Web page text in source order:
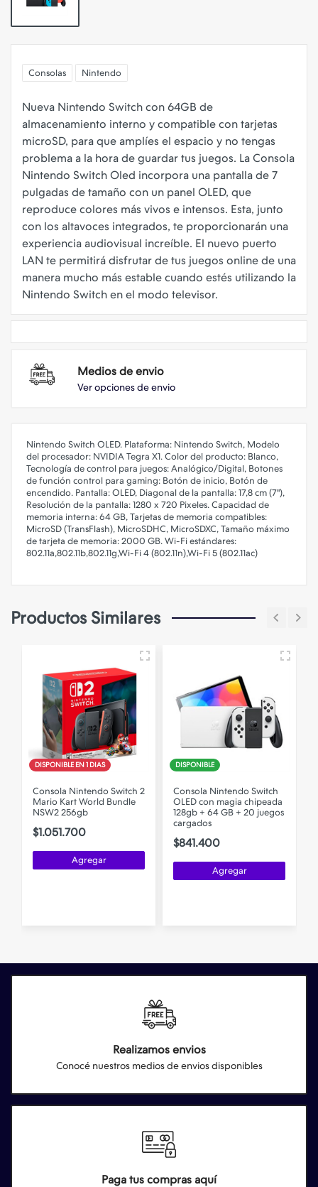
Consolas Nintendo
Nueva Nintendo Switch con 64GB de
almacenamiento interno y compatible con tarjetas
microSD, para que amplíes el espacio y no tengas
problema a la hora de guardar tus juegos. La Consola
Nintendo Switch Oled incorpora una pantalla de 7
pulgadas de tamaño con un panel OLED, que
reproduce colores más vivos e intensos. Esta, junto
con los altavoces integrados, te proporcionarán una
experiencia audiovisual increíble. El nuevo puerto
LAN te permitirá disfrutar de tus juegos online de una
manera mucho más estable cuando estés utilizando la
Medios de envio
Ver opciones de envio
Nintendo Switch OLED. Plataforma: Nintendo Switch, Modelo
del procesador: NVIDIA Tegra X1. Color del producto: Blanco,
Tecnología de control para juegos: Analógico/Digital, Botones
de función control para gaming: Botón de inicio, Botón de
encendido. Pantalla: OLED, Diagonal de la pantalla: 17,8 cm (7"),
Resolución de la pantalla: 1280 x 720 Pixeles. Capacidad de
memoria interna: 64 GB, Tarjetas de memoria compatibles:
MicroSD (TransFlash), MicroSDHC, MicroSDXC, Tamaño máximo
de tarjeta de memoria: 2000 GB. Wi-Fi estándares:
802.11a,802.11b,802.11g,Wi-Fi 4 (802.11n),Wi-Fi 5 (802.11ac)
Productos Similares
DISPONIBLE EN 1 DIAS
Consola Nintendo Switch 2
Mario Kart World Bundle
NSW2 256gb
$1.051.700
Agregar
DISPONIBLE
Consola Nintendo Switch
OLED con magia chipeada
128gb + 64 GB + 20 juegos
cargados
$841.400
Agregar
Realizamos envios
Conocé nuestros medios de envios disponibles
Paga tus compras aquí